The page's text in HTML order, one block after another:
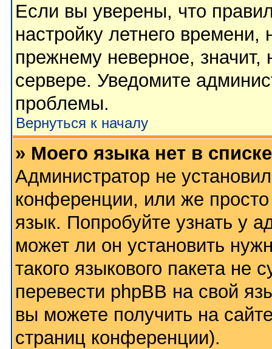
Если вы уверены, что
настройку летнего
прежнему неверное, значит,
сервере. Уведомите
проблемы.
Вернуться к началу
» Моего языка нет в
Администратор не
конференции, или же
язык. Попробуйте узнать у
может ли он установить
такого языкового пакета не
перевести phpBB на свой
вы можете получить на
страниц конференции).